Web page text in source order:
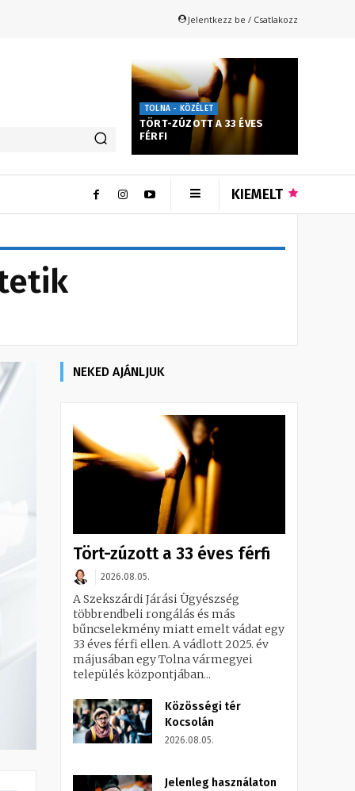
Jelentkezz be / Csatlakozz
TOLNA - KÖZÉLET
TÖRT-ZÚZOTT A 33 ÉVES
FÉRFI
KIEMELT
NEKED AJÁNLJUK
Tört-zúzott a 33 éves férfi
2026.08.05.
A Szekszárdi Járási Ügyészség
többrendbeli rongálás és más
bűncselekmény miatt emelt vádat egy
33 éves férfi ellen. A vádlott 2025. év
májusában egy Tolna vármegyei
település központjában...
Közösségi tér
Kocsolán
2026.08.05.
Jelenleg használaton